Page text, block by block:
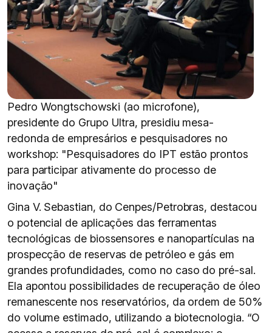
Pedro Wongtschowski (ao microfone),
presidente do Grupo Ultra, presidiu mesa-
redonda de empresários e pesquisadores no
workshop: "Pesquisadores do IPT estão prontos
para participar ativamente do processo de
inovação"
Gina V. Sebastian, do Cenpes/Petrobras, destacou
o potencial de aplicações das ferramentas
tecnológicas de biossensores e nanopartículas na
prospecção de reservas de petróleo e gás em
grandes profundidades, como no caso do pré-sal.
Ela apontou possibilidades de recuperação de óleo
remanescente nos reservatórios, da ordem de 50%
do volume estimado, utilizando a biotecnologia. “O